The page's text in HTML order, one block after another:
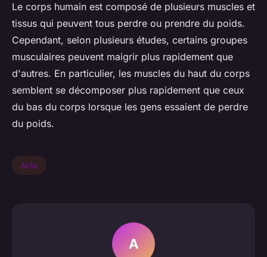
Le corps humain est composé de plusieurs muscles et
tissus qui peuvent tous perdre ou prendre du poids.
Cependant, selon plusieurs études, certains groupes
musculaires peuvent maigrir plus rapidement que
d'autres. En particulier, les muscles du haut du corps
semblent se décomposer plus rapidement que ceux
du bas du corps lorsque les gens essaient de perdre
du poids.
Actu
A